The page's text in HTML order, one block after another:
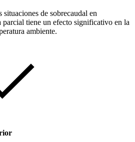
de sobrecaudal en
parcial tiene un efecto significativo en la
ambiente.